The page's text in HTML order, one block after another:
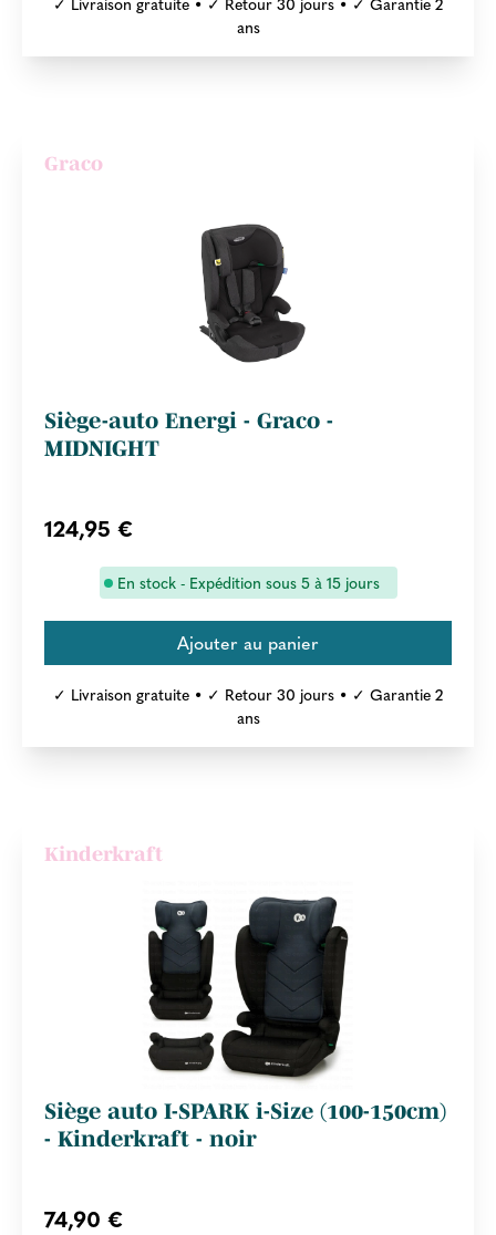
ans
Graco
Siège-auto Energi - Graco -
MIDNIGHT
124,95 €
En stock - Expédition sous 5 à 15 jours
✓ Livraison gratuite • ✓ Retour 30 jours • ✓ Garantie 2
ans
Kinderkraft
Siège auto I-SPARK i-Size (100-150cm)
- Kinderkraft - noir
74,90 €